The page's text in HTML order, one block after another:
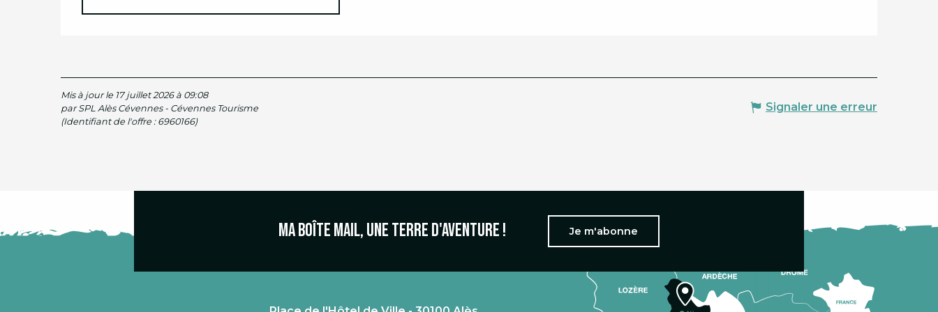
Mis à jour le 17 juillet 2026 à 09:08
par SPL Alès Cévennes - Cévennes Tourisme
(Identifiant de l'offre : 6960166)
Signaler une erreur
Ma boîte mail, une terre d'aventure ! Je m'abonne